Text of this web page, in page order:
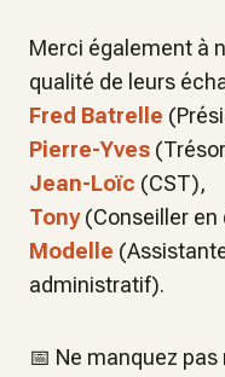
Merci également à
qualité de leurs
Fred Batrelle
Pierre-Yves
Jean-Loïc (CST),
Tony(Conseiller en
Modelle
administratif).
📅 Ne manquez